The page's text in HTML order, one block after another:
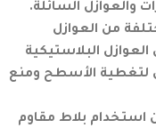
والعوازل السائلة.
من العوازل
البلاستيكية
لتغطية الأسطح ومنع
استخدام بلاط مقاوم